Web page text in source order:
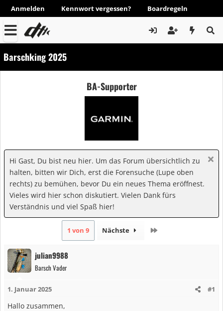
Anmelden Kennwort vergessen? Boardregeln
Barschking 2025
BA-Supporter
Hi Gast, Du bist neu hier. Um das Forum übersichtlich zu
halten, bitten wir Dich, erst die Forensuche (Lupe oben
rechts) zu bemühen, bevor Du ein neues Thema eröffnest.
Vieles wird hier schon diskutiert. Vielen Dank fürs
Verständnis und viel Spaß hier!
1 von 9 Nächste
julian9988
Barsch Vader
1. Januar 2025 #1
Hallo zusammen,